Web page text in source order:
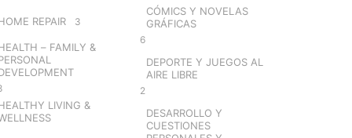
REPAIR 3
– FAMILY &
LIVING &
CÓMICS Y NOVELAS
GRÁFICAS
6
DEPORTE Y JUEGOS AL
AIRE LIBRE
2
DESARROLLO Y
CUESTIONES